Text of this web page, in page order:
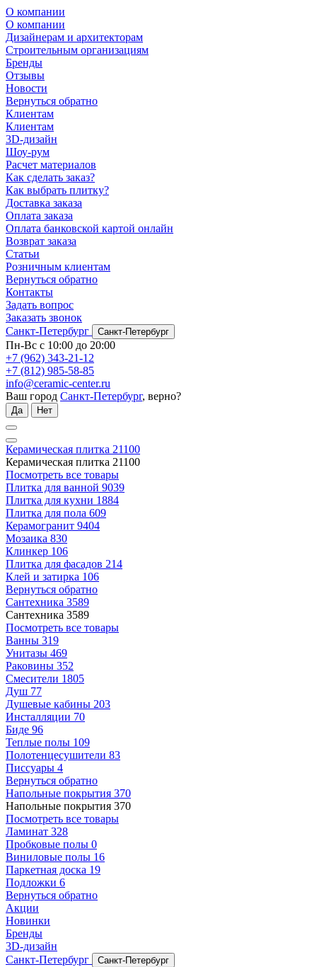
О компании
О компании
Дизайнерам и архитекторам
Строительным организациям
Бренды
Отзывы
Новости
Вернуться обратно
Клиентам
Клиентам
3D-дизайн
Шоу-рум
Расчет материалов
Как сделать заказ?
Как выбрать плитку?
Доставка заказа
Оплата заказа
Оплата банковской картой онлайн
Возврат заказа
Статьи
Розничным клиентам
Вернуться обратно
Контакты
Задать вопрос
Заказать звонок
Санкт-Петербург
Санкт-Петербург
Пн-Вс с 10:00 до 20:00
+7 (962) 343-21-12
+7 (812) 985-58-85
info@ceramic-center.ru
Ваш город Санкт-Петербург, верно?
Да Нет
Керамическая плитка 21100
Керамическая плитка 21100
Посмотреть все товары
Плитка для ванной 9039
Плитка для кухни 1884
Плитка для пола 609
Керамогранит 9404
Мозаика 830
Клинкер 106
Плитка для фасадов 214
Клей и затирка 106
Вернуться обратно
Сантехника 3589
Сантехника 3589
Посмотреть все товары
Ванны 319
Унитазы 469
Раковины 352
Смесители 1805
Душ 77
Душевые кабины 203
Инсталляции 70
Биде 96
Теплые полы 109
Полотенцесушители 83
Писсуары 4
Вернуться обратно
Напольные покрытия 370
Напольные покрытия 370
Посмотреть все товары
Ламинат 328
Пробковые полы 0
Виниловые полы 16
Паркетная доска 19
Подложки 6
Вернуться обратно
Акции
Новинки
Бренды
3D-дизайн
Санкт-Петербург
Санкт-Петербург